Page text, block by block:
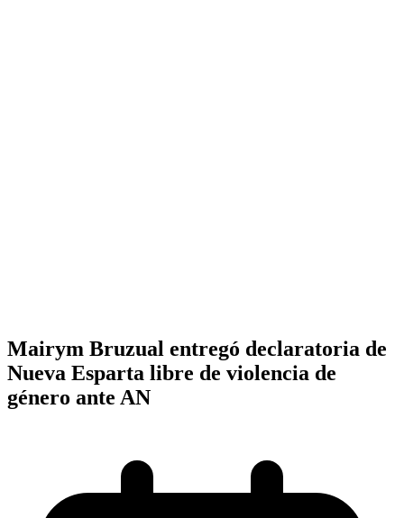
Mairym Bruzual entregó declaratoria de
Nueva Esparta libre de violencia de
género ante AN